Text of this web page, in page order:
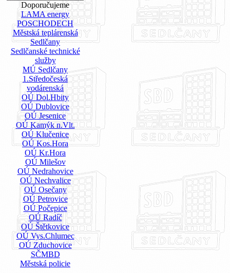
Doporučujeme
LAMA energy
POSCHODECH
Městská teplárenská
Sedlčany
Sedlčanské technické
služby
MÚ Sedlčany
1.Středočeská
vodárenská
OÚ Dol.Hbity
OÚ Dublovice
OÚ Jesenice
OÚ Kamýk n.Vlt.
OÚ Klučenice
OÚ Kos.Hora
OÚ Kr.Hora
OÚ Milešov
OÚ Nedrahovice
OÚ Nechvalice
OÚ Osečany
OÚ Petrovice
OÚ Počepice
OÚ Radíč
OÚ Štětkovice
OÚ Vys.Chlumec
OÚ Zduchovice
SČMBD
Městská policie